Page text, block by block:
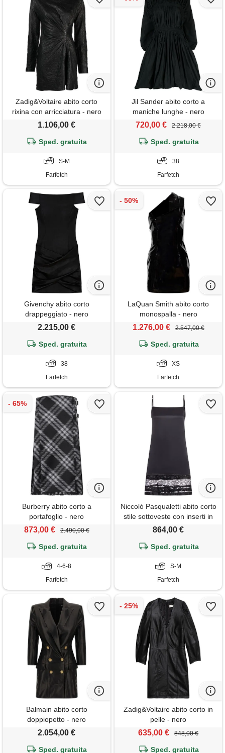
Zadig&Voltaire abito corto
rixina con arricciatura - nero
1.106,00 €
Sped. gratuita
S-M
Farfetch
Jil Sander abito corto a
maniche lunghe - nero
720,00 € 2.218,00 €
Sped. gratuita
38
Farfetch
Givenchy abito corto
drappeggiato - nero
2.215,00 €
Sped. gratuita
38
Farfetch
LaQuan Smith abito corto
monospalla - nero
1.276,00 € 2.547,00 €
Sped. gratuita
XS
Farfetch
Burberry abito corto a
portafoglio - nero
873,00 € 2.490,00 €
Sped. gratuita
4-6-8
Farfetch
Niccolò Pasqualetti abito corto
stile sottoveste con inserti in
pizzo - nero
864,00 €
Sped. gratuita
S-M
Farfetch
Balmain abito corto
doppiopetto - nero
2.054,00 €
Sped. gratuita
Zadig&Voltaire abito corto in
pelle - nero
635,00 € 848,00 €
Sped. gratuita